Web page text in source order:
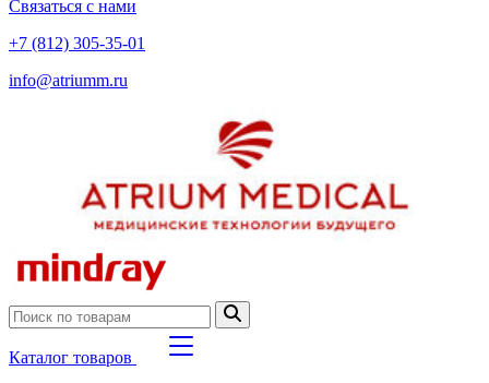
Связаться с нами
+7 (812) 305-35-01
info@atriumm.ru
Каталог товаров